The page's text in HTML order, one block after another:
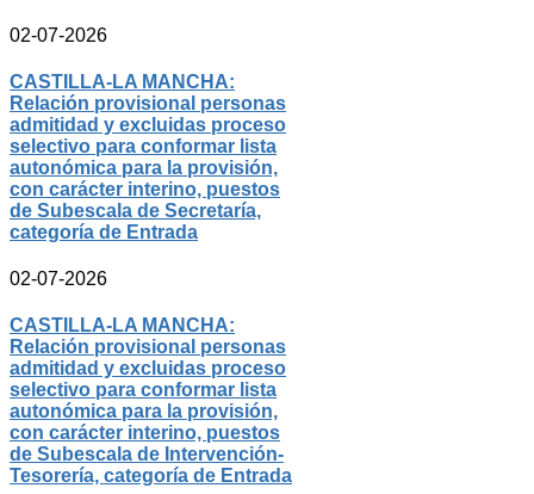
02-07-2026
CASTILLA-LA MANCHA:
Relación provisional personas
admitidad y excluidas proceso
selectivo para conformar lista
autonómica para la provisión,
con carácter interino, puestos
de Subescala de Secretaría,
categoría de Entrada
02-07-2026
CASTILLA-LA MANCHA:
Relación provisional personas
admitidad y excluidas proceso
selectivo para conformar lista
autonómica para la provisión,
con carácter interino, puestos
de Subescala de Intervención-
Tesorería, categoría de Entrada